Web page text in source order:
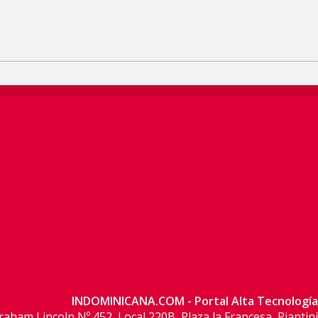
INDOMINICANA.COM - Portal Alta Tecnología